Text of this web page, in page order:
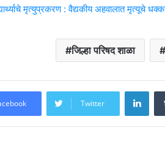
मृत्युप्रकरण : वैद्यकीय अहवालात मृत्यूचे
जिल्हा परिषद शाळा
Twitter